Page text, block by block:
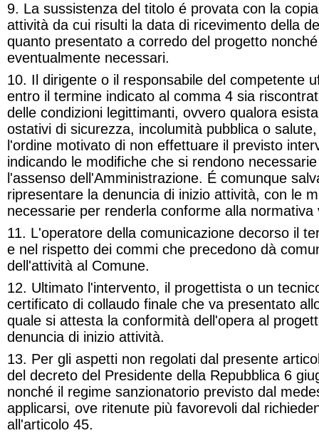
9. La sussistenza del titolo é provata con la
attività da cui risulti la data di ricevimento della
quanto presentato a corredo del progetto
eventualmente necessari.
10. Il dirigente o il responsabile del competente
entro il termine indicato al comma 4sia
delle condizioni legittimanti, ovvero qualora
ostativi di sicurezza, incolumità pubblica o
l'ordine motivato di non effettuare il previsto
indicando le modifiche che si rendono
l'assenso dell'Amministrazione. É comunque
ripresentare la denuncia di inizio attività, con le
necessarie per renderla conforme alla normativa
11. L'operatore della comunicazione decorso il
e nel rispetto dei commi che precedono dà
dell'attività al Comune.
12. Ultimato l'intervento, il progettista o un
certificato di collaudo finale che va presentato
quale si attesta la conformità dell'opera al
denuncia di inizio attività.
13. Per gli aspetti non regolati dal presente
del decreto del Presidente della Repubblica 6
nonché il regime sanzionatorio previsto dal
applicarsi, ove ritenute più favorevolidal
all'articolo 45.